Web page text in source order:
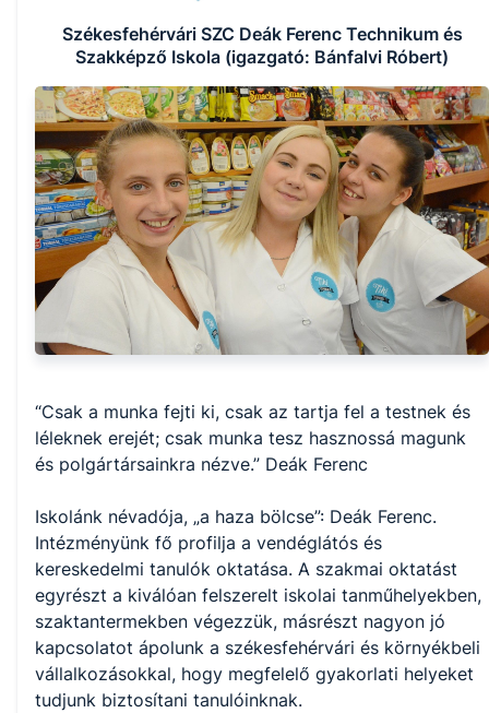
Székesfehérvári SZC Deák Ferenc Technikum és
Szakképző Iskola (igazgató: Bánfalvi Róbert)
“Csak a munka fejti ki, csak az tartja fel a testnek és
léleknek erejét; csak munka tesz hasznossá magunk
és polgártársainkra nézve.” Deák Ferenc
Iskolánk névadója, „a haza bölcse”: Deák Ferenc.
Intézményünk fő profilja a vendéglátós és
kereskedelmi tanulók oktatása. A szakmai oktatást
egyrészt a kiválóan felszerelt iskolai tanműhelyekben,
szaktantermekben végezzük, másrészt nagyon jó
kapcsolatot ápolunk a székesfehérvári és környékbeli
vállalkozásokkal, hogy megfelelő gyakorlati helyeket
tudjunk biztosítani tanulóinknak.